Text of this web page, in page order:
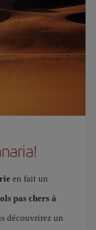
en fait un
pas chers à
découvrirez un